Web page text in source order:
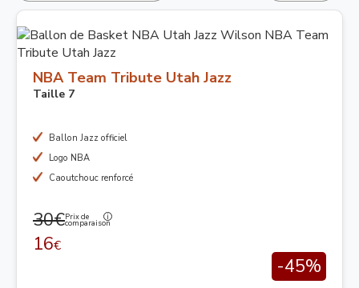
NBA Team Tribute Utah Jazz
Taille 7
Ballon Jazz officiel
Logo NBA
Caoutchouc renforcé
30€Prix de
comparaison
16€
-45%